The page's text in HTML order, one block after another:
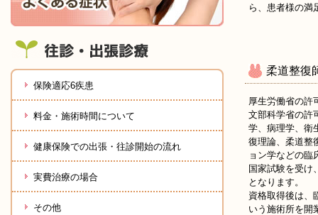
保険適応6疾患
料金・施術時間について
健康保険での出張・往診開始の流れ
実費治療の場合
その他
ら、患者様の満
柔道整復
厚生労働省の許
文部科学省の許
学、病理学、衛
復理論、柔道整
ョン学などの臨
国家試験を受け
となります。
資格取得後は、
いう施術所を開